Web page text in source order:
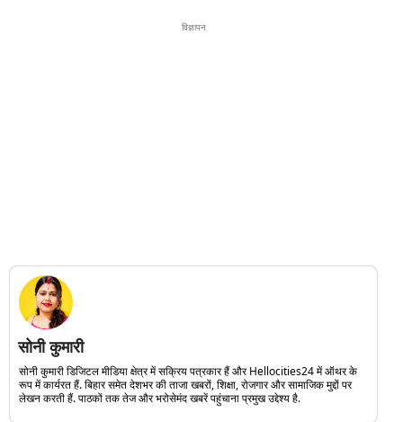
विज्ञापन
सोनी कुमारी
सोनी कुमारी डिजिटल मीडिया क्षेत्र में सक्रिय पत्रकार हैं और Hellocities24 में ऑथर के
रूप में कार्यरत हैं. बिहार समेत देशभर की ताजा खबरों, शिक्षा, रोजगार और सामाजिक मुद्दों पर
लेखन करती हैं. पाठकों तक तेज और भरोसेमंद खबरें पहुंचाना प्रमुख उद्देश्य है.